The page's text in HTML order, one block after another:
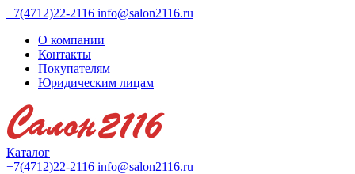
+7(4712)22-2116 info@salon2116.ru
О компании
Контакты
Покупателям
Юридическим лицам
Каталог
+7(4712)22-2116 info@salon2116.ru